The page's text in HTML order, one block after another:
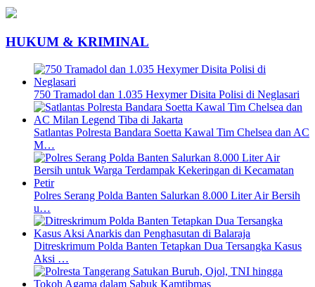
HUKUM & KRIMINAL
750 Tramadol dan 1.035 Hexymer Disita Polisi di Neglasari
Satlantas Polresta Bandara Soetta Kawal Tim Chelsea dan AC
M…
Polres Serang Polda Banten Salurkan 8.000 Liter Air Bersih
u…
Ditreskrimum Polda Banten Tetapkan Dua Tersangka Kasus
Aksi …